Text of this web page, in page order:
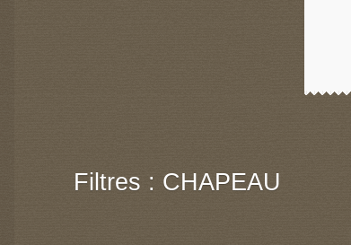
Filtres : CHAPEAU